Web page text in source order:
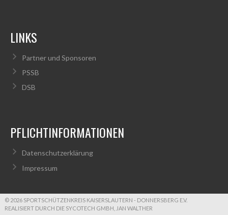
LINKS
Partner und Sponsoren
PSSB
DSB
PFLICHTINFORMATIONEN
Datenschutzerklärung
Impressum
© 2026 SPORTSCHÜTZENKREIS KAISERSLAUTERN - DONNERSBERG E.V.
REALISIERT DURCH DIE SYCOTECH GMBH, JAN WALTHER